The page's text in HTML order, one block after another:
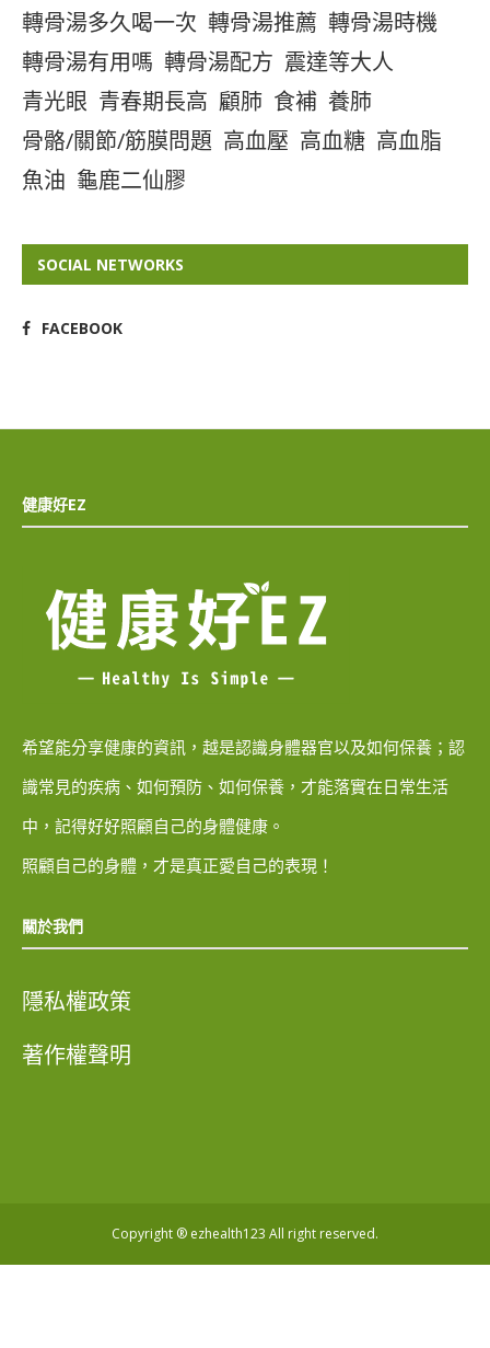
轉骨湯多久喝一次 轉骨湯推薦 轉骨湯時機
轉骨湯有用嗎 轉骨湯配方 震達等大人
青光眼 青春期長高 顧肺 食補 養肺
骨骼/關節/筋膜問題 高血壓 高血糖 高血脂
魚油 龜鹿二仙膠
SOCIAL NETWORKS
FACEBOOK
健康好EZ
希望能分享健康的資訊，越是認識身體器官以及如何保養；認
識常見的疾病、如何預防、如何保養，才能落實在日常生活
中，記得好好照顧自己的身體健康。
照顧自己的身體，才是真正愛自己的表現！
關於我們
隱私權政策
著作權聲明
Copyright ® ezhealth123 All right reserved.